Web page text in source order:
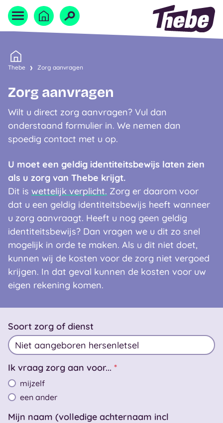
Home
Naar homepage
Thebe Zorg aanvragen
Zorg aanvragen
Wilt u direct zorg aanvragen? Vul dan
onderstaand formulier in. We nemen dan
spoedig contact met u op.
U moet een geldig identiteitsbewijs laten zien
als u zorg van Thebe krijgt.
Dit is wettelijk verplicht. Zorg er daarom voor
dat u een geldig identiteitsbewijs heeft wanneer
u zorg aanvraagt. Heeft u nog geen geldig
identiteitsbewijs? Dan vragen we u dit zo snel
mogelijk in orde te maken. Als u dit niet doet,
kunnen wij de kosten voor de zorg niet vergoed
krijgen. In dat geval kunnen de kosten voor uw
eigen rekening komen.
Soort zorg of dienst
Ik vraag zorg aan voor... *
mijzelf
een ander
Mijn naam (volledige achternaam incl